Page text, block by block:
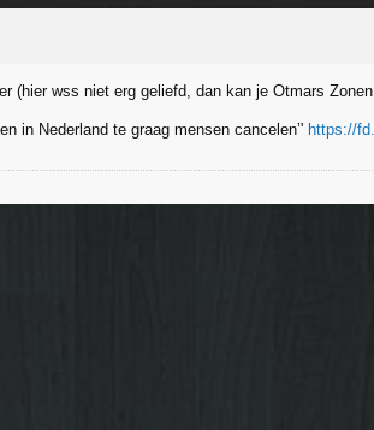
(hier wss niet erg geliefd, dan kan je Otmars
in Nederland te graag mensen cancelen’' https://